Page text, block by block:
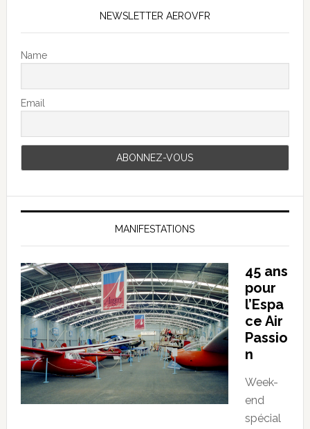
NEWSLETTER AEROVFR
Name
Email
MANIFESTATIONS
45 ans
pour
l’Espa
ce Air
Passio
n
Week-
end
spécial